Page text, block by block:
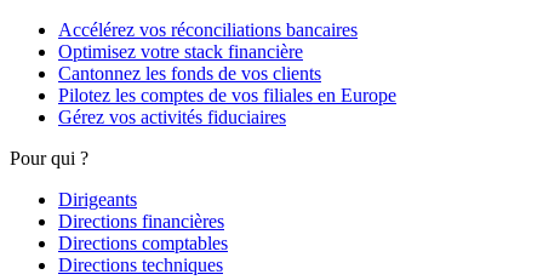
Accélérez vos réconciliations bancaires
Optimisez votre stack financière
Cantonnez les fonds de vos clients
Pilotez les comptes de vos filiales en Europe
Gérez vos activités fiduciaires
Pour qui ?
Dirigeants
Directions financières
Directions comptables
Directions techniques